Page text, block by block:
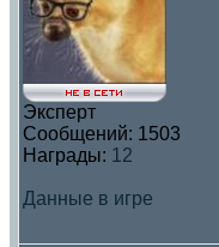
Эксперт
Сообщений: 1503
Награды: 12
Данные в игре